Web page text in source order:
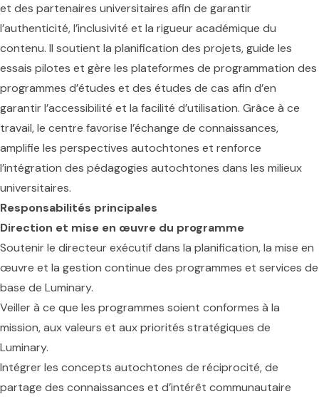
et des partenaires universitaires afin de garantir
l’authenticité, l’inclusivité et la rigueur académique du
contenu. Il soutient la planification des projets, guide les
essais pilotes et gère les plateformes de programmation des
programmes d’études et des études de cas afin d’en
garantir l’accessibilité et la facilité d’utilisation. Grâce à ce
travail, le centre favorise l’échange de connaissances,
amplifie les perspectives autochtones et renforce
l’intégration des pédagogies autochtones dans les milieux
universitaires.
Responsabilités principales
Direction et mise en œuvre du programme
Soutenir le directeur exécutif dans la planification, la mise en
œuvre et la gestion continue des programmes et services de
base de Luminary.
Veiller à ce que les programmes soient conformes à la
mission, aux valeurs et aux priorités stratégiques de
Luminary.
Intégrer les concepts autochtones de réciprocité, de
partage des connaissances et d’intérêt communautaire